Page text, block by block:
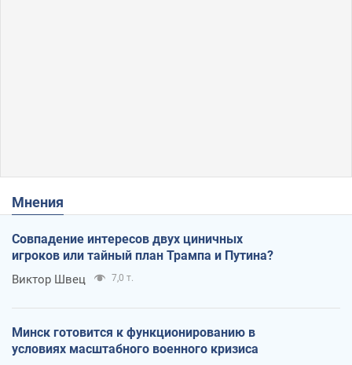
Мнения
Совпадение интересов двух циничных
игроков или тайный план Трампа и Путина?
Виктор Швец 7,0 т.
Минск готовится к функционированию в
условиях масштабного военного кризиса